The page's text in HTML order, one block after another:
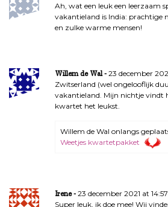
Ah, wat een leuk een leerzaam
vakantieland is India: prachtige
en zulke warme mensen!
Willem de Wal
23 december
Zwitserland (wel ongelooflijk
vakantieland. Mijn nichtje vindt
kwartet het leukst.
Willem de Wal onlangs
Weetjes kwartetpakket
Irene
23 december 2021 at 14:57
Super leuk, ik doe mee! Wij